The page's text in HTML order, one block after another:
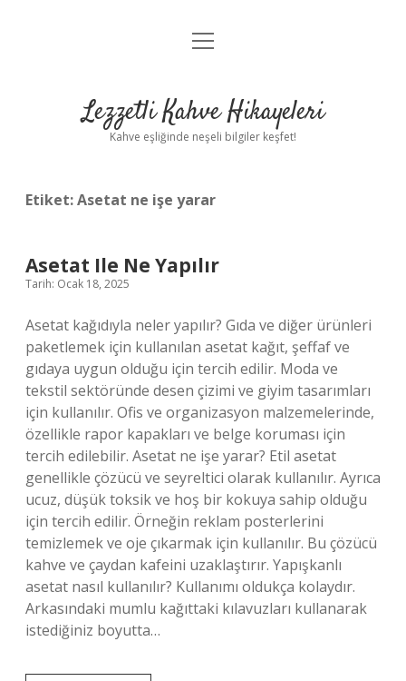
Anasayfa
Yasal Uyarı
menüyü
Lezzetli Kahve Hikayeleri
Kahve eşliğinde neşeli bilgiler keşfet!
Etiket:Asetat ne işe yarar
Asetat Ile Ne Yapılır
Tarih: Ocak 18, 2025
Asetat kağıdıyla neler yapılır? Gıda ve diğer ürünleri
paketlemek için kullanılan asetat kağıt, şeffaf ve
gıdaya uygun olduğu için tercih edilir. Moda ve
tekstil sektöründe desen çizimi ve giyim tasarımları
için kullanılır. Ofis ve organizasyon malzemelerinde,
özellikle rapor kapakları ve belge koruması için
tercih edilebilir. Asetat ne işe yarar? Etil asetat
genellikle çözücü ve seyreltici olarak kullanılır. Ayrıca
ucuz, düşük toksik ve hoş bir kokuya sahip olduğu
için tercih edilir. Örneğin reklam posterlerini
temizlemek ve oje çıkarmak için kullanılır. Bu çözücü
kahve ve çaydan kafeini uzaklaştırır. Yapışkanlı
asetat nasıl kullanılır? Kullanımı oldukça kolaydır.
Arkasındaki mumlu kağıttaki kılavuzları kullanarak
istediğiniz boyutta…